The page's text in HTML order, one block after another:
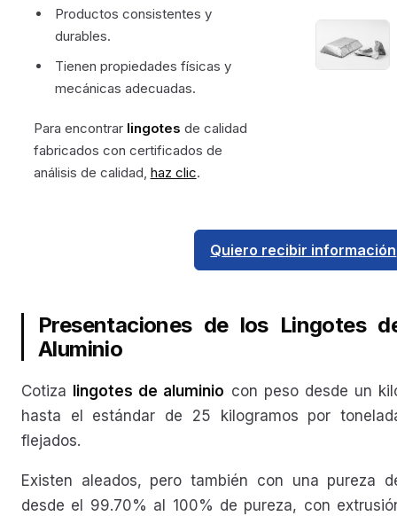
Productos consistentes y
durables.
Tienen propiedades físicas y
mecánicas adecuadas.
Para encontrar lingotes de calidad
fabricados con certificados de
análisis de calidad, haz clic.
Quiero recibir información
Presentaciones de los Lingotes
Aluminio
Cotiza lingotes de aluminio con peso desde un
hasta el estándar de 25 kilogramos por
flejados.
Existen aleados, pero también con una pureza
desde el 99.70% al 100% de pureza, con